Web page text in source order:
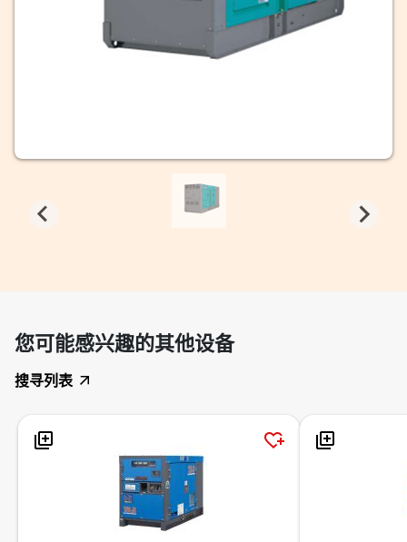
您可能感兴趣的其他设备
搜寻列表